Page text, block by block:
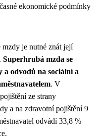
ekonomické podmínky
mzdy je nutné znát její
Superhrubá mzda se
a odvodů na sociální a
. V
ze strany
a na zdravotní pojištění 9
odvádí 33,8 %